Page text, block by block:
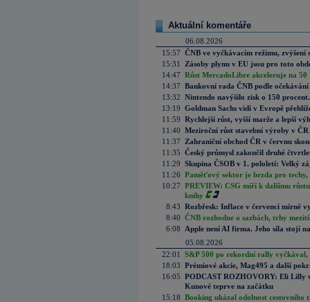
Aktuální komentáře
06.08.2026
15:57 ČNB ve vyčkávacím režimu, zvýšení
15:31
Zásoby plynu v EU jsou pro toto
14:47 Růst MercadoLibre akceleruje na
14:37 Bankovní rada ČNB podle
13:32 Nintendo navýšilo zisk o 150
13:19 Goldman Sachs vidí v Evropě
11:59 Rychlejší růst, vyšší marže a lepší
11:40 Meziroční růst stavební výroby v
11:37
Zahraniční obchod ČR v červnu
11:35 Český průmysl zakončil druhé
11:29 Skupina ČSOB v 1. pololetí: Velký
11:26 Paměťový sektor je brzda pro techy,
10:27 PREVIEW: CSG míří k dalšímu
knihy
8:43 Rozbřesk: Inflace v červenci mírně
8:40 ČNB rozhodne o sazbách, trhy
6:08
Apple není AI firma. Jeho síla stojí
05.08.2026
22:01
S&P 500 po rekordní rally vyčkával,
18:03 Prémiové akcie, Mag495 a další
16:05 PODCAST ROZHOVORY: Eli Lilly
Kunové teprve na začátku
15:18 Booking ukázal odolnost cestovního